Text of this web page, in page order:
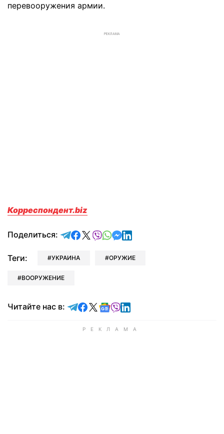
перевооружения армии.
РЕКЛАМА
Корреспондент.biz
Поделиться: отправить в Telegram
поделиться в Facebook
поделиться в X
отправить в Viber
отправить в Whatsapp
отправить в Messenger
отправить в LinkedIn
Теги: УКРАИНА ОРУЖИЕ
ВООРУЖЕНИЕ
Читайте нас в: Читайте в Telegram
Читайте в Facebook
Читайте в X
Читайте в Google news
Читайте в Viber
Читайте в LinkedIn